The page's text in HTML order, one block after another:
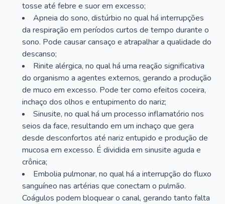
tosse até febre e suor em excesso;
Apneia do sono, distúrbio no qual há interrupções
da respiração em períodos curtos de tempo durante o
sono. Pode causar cansaço e atrapalhar a qualidade do
descanso;
Rinite alérgica, no qual há uma reação significativa
do organismo a agentes externos, gerando a produção
de muco em excesso. Pode ter como efeitos coceira,
inchaço dos olhos e entupimento do nariz;
Sinusite, no qual há um processo inflamatório nos
seios da face, resultando em um inchaço que gera
desde desconfortos até nariz entupido e produção de
mucosa em excesso. É dividida em sinusite aguda e
crônica;
Embolia pulmonar, no qual há a interrupção do fluxo
sanguíneo nas artérias que conectam o pulmão.
Coágulos podem bloquear o canal, gerando tanto falta